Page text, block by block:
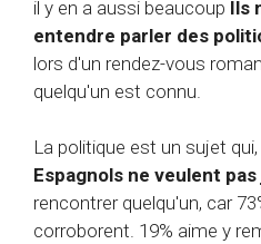
il y en a aussi beaucoup Ils
entendre parler des
lors d'un rendez-vous
quelqu'un est connu.
La politique est un sujet
Espagnols ne veulent
rencontrer quelqu'un, car
corroborent. 19% aime y